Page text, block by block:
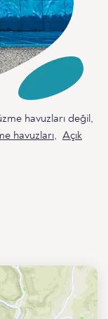
havuzları değil,
havuzları, Açık